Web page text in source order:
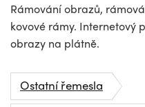
Rámování obrazů,
kovové rámy. Internetový
obrazy na plátně.
Ostatní řemesla